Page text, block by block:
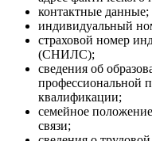
контактные данные;
индивидуальный
страховой номер
(СНИЛС);
сведения об
профессиональной
квалификации;
семейное
связи;